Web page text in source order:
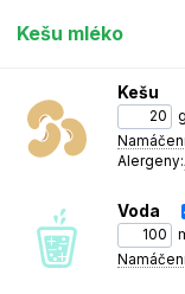
Kešu mléko
Kešu mléko
1 Kešu oříšky
Na závěr tekutinu
Kešu
g
Alergeny:
Voda